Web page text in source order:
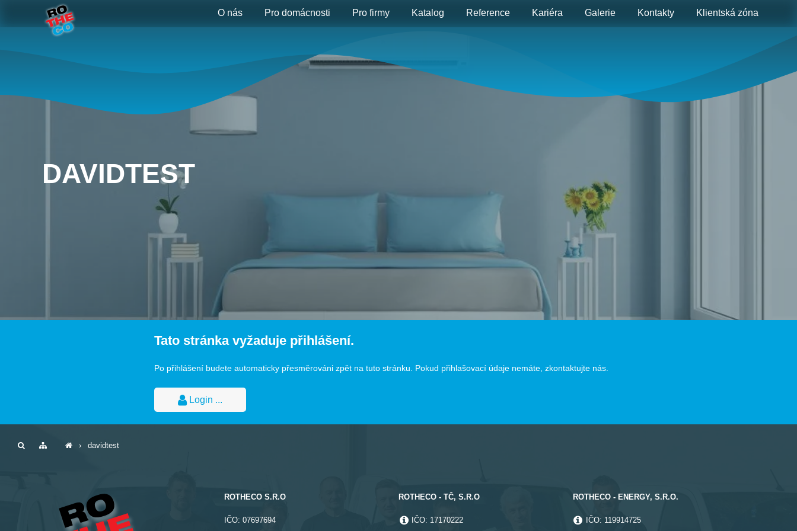
O nás Pro domácnosti Pro firmy Katalog Reference Kariéra Galerie Kontakty Klientská zóna
DAVIDTEST
Tato stránka vyžaduje přihlášení.
Po přihlášení budete automaticky přesměrováni zpět na tuto stránku. Pokud přihlašovací údaje nemáte, zkontaktujte nás.
Login ...
› davidtest
ROTHECO S.R.O
IČO: 07697694
ROTHECO - TČ, S.R.O
IČO: 17170222
ROTHECO - ENERGY, S.R.O.
IČO: 119914725